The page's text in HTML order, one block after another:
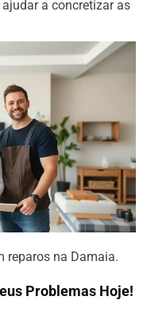
a concretizar as
reparos na Damaia.
Problemas Hoje!